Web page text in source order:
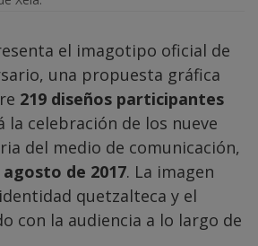
el imagotipo oficial de
una propuesta gráfica
219 diseños participantes
la celebración de los nueve
del medio de comunicación,
agosto de 2017. La imagen
quetzalteca y el
con la audiencia a lo largo de